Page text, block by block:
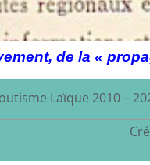
de la «
Laïque 2010 –